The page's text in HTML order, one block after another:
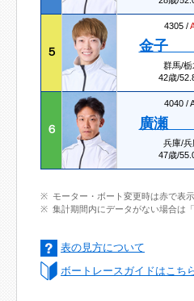
５
4305 /
金子
群馬/栃
42歳/
６
4040 /
廣瀬
兵庫/兵
47歳/
モーター・ボート変更時は赤で表示
集計期間内にデータがない場合は
表の見方について
ボートレースガイドはこち